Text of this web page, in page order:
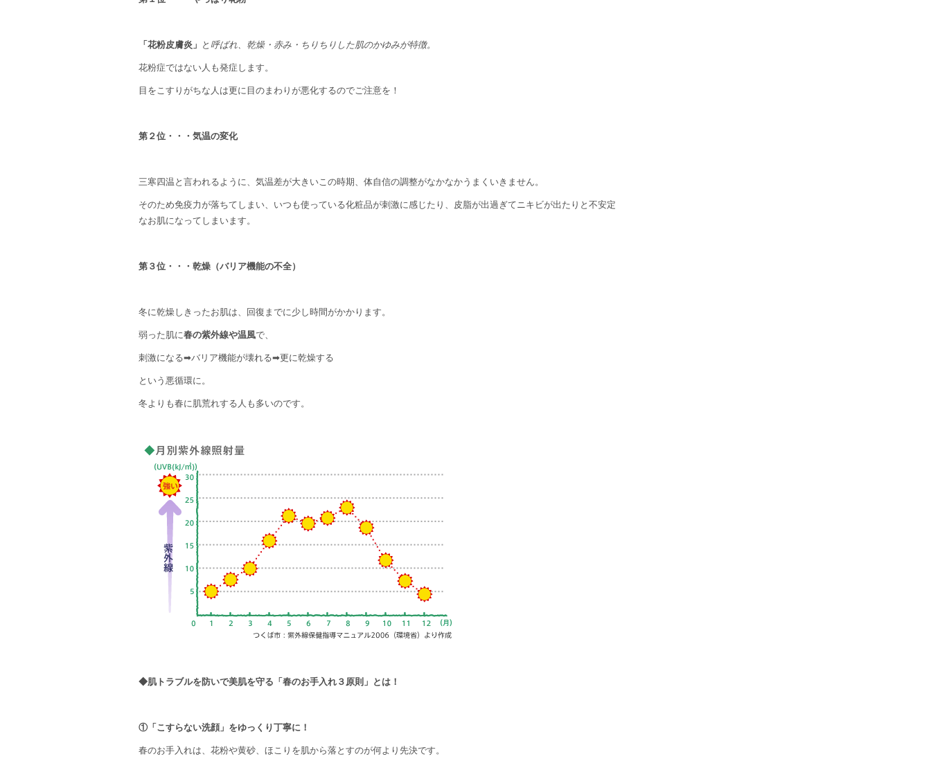
「花粉皮膚炎」 と 呼ばれ、乾燥・赤み・ちりちりした肌のかゆみが特徴。
花粉症ではない人も発症します。
目をこすりがちな人は更に目のまわりが悪化するのでご注意を！
第２位・・・気温の変化
三寒四温と言われるように、気温差が大きいこの時期、体自信の調整がなかなかうまくいきません。
そのため免疫力が落ちてしまい、いつも使っている化粧品が刺激に感じたり、皮脂が出過ぎてニキビが出たりと不安定
なお肌になってしまいます。
第３位・・・乾燥（バリア機能の不全）
冬に乾燥しきったお肌は、回復までに少し時間がかかります。
弱った肌に春の紫外線や温風で、
刺激になる➡バリア機能が壊れる➡更に乾燥する
という悪循環に。
冬よりも春に肌荒れする人も多いのです。
◆肌トラブルを防いで美肌を守る「春のお手入れ３原則」とは！
①「こすらない洗顔」をゆっくり丁寧に！
春のお手入れは、花粉や黄砂、ほこりを肌から落とすのが何より先決です。